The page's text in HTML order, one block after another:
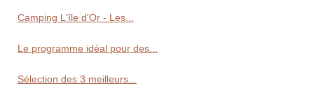
Camping L'île d'Or - Les...
Le programme idéal pour des...
Sélection des 3 meilleurs...